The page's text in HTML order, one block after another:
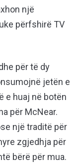
një
përfshirë TV
për të dy
jetën e
e huaj në botën
për McNear.
një traditë për
zgjedhja për
bërë për mua.